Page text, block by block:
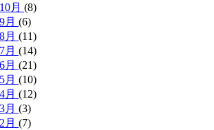
月 (8)
月 (6)
月 (11)
月 (14)
月 (21)
月 (10)
月 (12)
月 (3)
月 (7)